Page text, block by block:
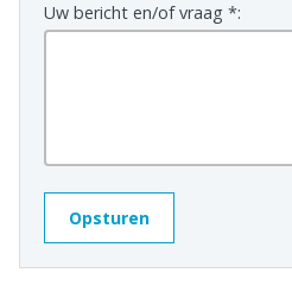
Uw bericht en/of vraag *: